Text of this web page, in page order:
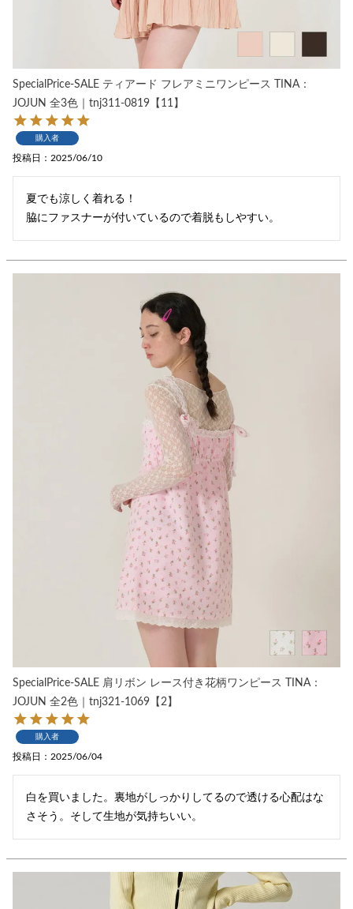
SpecialPrice-SALE ティアード フレアミニワンピース TINA：
JOJUN 全3色｜tnj311-0819【11】
購入者
投稿日 2025/06/10
夏でも涼しく着れる！
脇にファスナーが付いているので着脱もしやすい。
SpecialPrice-SALE 肩リボン レース付き花柄ワンピース TINA：
JOJUN 全2色｜tnj321-1069【2】
購入者
投稿日 2025/06/04
白を買いました。裏地がしっかりしてるので透ける心配はな
さそう。そして生地が気持ちいい。